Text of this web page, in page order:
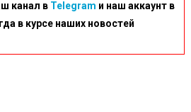
канал в Telegram и наш аккаунт в
в курсе наших новостей